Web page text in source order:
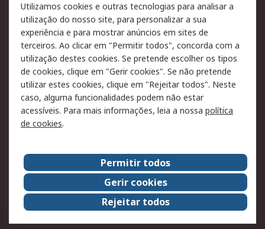
Pagamento e
faturação
Legal
Aviso legal
Política de cookies
Política de privacidade
- Atualizada
Segurança de emails
Condições de venda
Sobre a RS
A RS no mundo
RS Group
Sobre a RS
Trabalhar na RS
ESG
Utilizamos cookies e outras tecnologias para analisar a
utilização do nosso site, para personalizar a sua
experiência e para mostrar anúncios em sites de
terceiros. Ao clicar em "Permitir todos", concorda com a
utilização destes cookies. Se pretende escolher os tipos
de cookies, clique em "Gerir cookies". Se não pretende
utilizar estes cookies, clique em "Rejeitar todos". Neste
caso, alguma funcionalidades podem não estar
acessíveis. Para mais informações, leia a nossa política
de cookies.
Permitir todos
Gerir cookies
Rejeitar todos